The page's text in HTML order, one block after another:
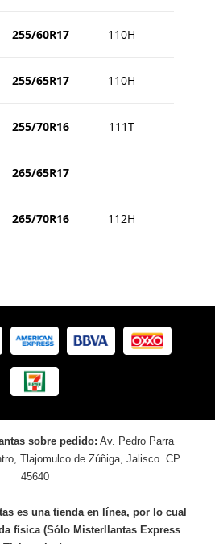
255/60R17 110H
255/65R17 110H
255/70R16 111T
265/65R17
265/70R16 112H
sobre pedido: Av. Pedro Parra
Tlajomulco de Zúñiga, Jalisco. CP
45640
es una tienda en línea, por lo cual
física (Sólo Misterllantas Express